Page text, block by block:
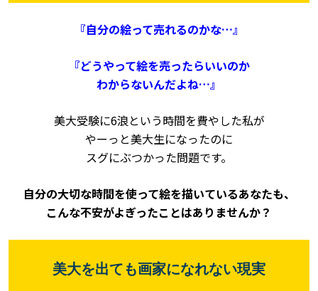
『自分の絵って売れるのかな…』
『どうやって絵を売ったらいいのか
わからないんだよね…』
美大受験に6浪という時間を費やした私が
やーっと美大生になったのに
スグにぶつかった問題です。
自分の大切な時間を使って絵を描いているあなたも、
こんな不安がよぎったことはありませんか？
美大を出ても画家になれない現実